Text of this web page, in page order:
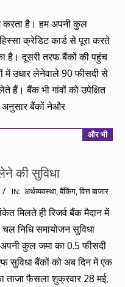
करता है। हम अपनी कुल
क्रेडिट कार्ड से पूरा करते
है। दूसरी तरफ बैंकों की पहुंच
में उधार लेनेवाले 90 फीसदी से
हैं। बैंक भी गांवों को उपेक्षित
बैंकों नेऔर
और भी
की सुविधा
IN: अर्थव्यवस्था,बैंकिंग,वित्त बाजार
मिलते ही रिजर्व बैंक मैदान में
निधि समायोजन सुविधा
कुल जमा का 0.5 फीसदी
सुविधा बैंकों को अब दिन में एक
ताजा फैसला शुक्रवार 28 मई,